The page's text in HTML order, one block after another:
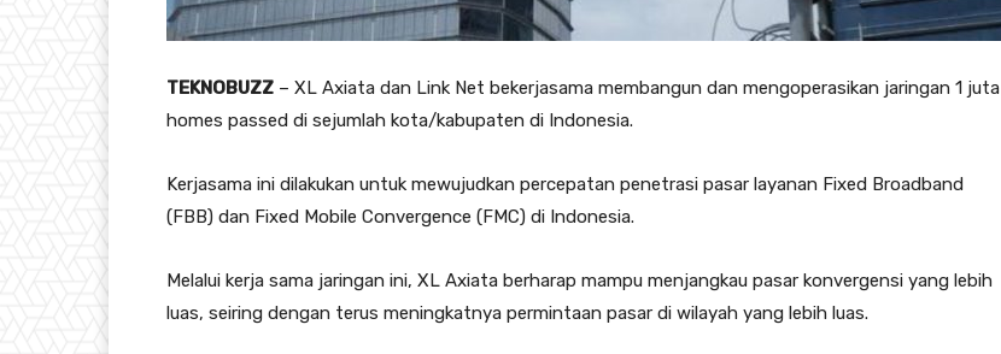
TEKNOBUZZ – XL Axiata dan Link Net bekerjasama membangun dan mengoperasikan jaringan 1 juta
homes passed di sejumlah kota/kabupaten di Indonesia.
Kerjasama ini dilakukan untuk mewujudkan percepatan penetrasi pasar layanan Fixed Broadband
(FBB) dan Fixed Mobile Convergence (FMC) di Indonesia.
Melalui kerja sama jaringan ini, XL Axiata berharap mampu menjangkau pasar konvergensi yang lebih
luas, seiring dengan terus meningkatnya permintaan pasar di wilayah yang lebih luas.